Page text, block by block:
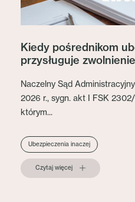
Kiedy pośrednikom
przysługuje
Naczelny Sąd
2026 r., sygn. akt I FSK
którym...
Ubezpieczenia inaczej
Czytaj więcej